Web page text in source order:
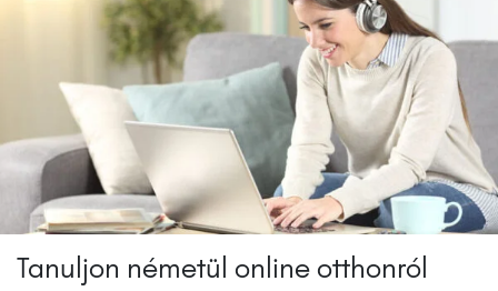
Tanuljon németül online otthonról